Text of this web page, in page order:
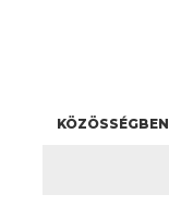
KÖZÖSSÉGBEN